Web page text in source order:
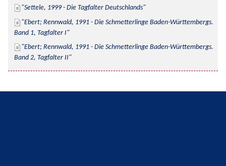
Settele, 1999 - Die Tagfalter Deutschlands
Ebert; Rennwald, 1991 - Die Schmetterlinge Baden-Württembergs.
Band 1, Tagfalter I
Ebert; Rennwald, 1991 - Die Schmetterlinge Baden-Württembergs.
Band 2, Tagfalter II